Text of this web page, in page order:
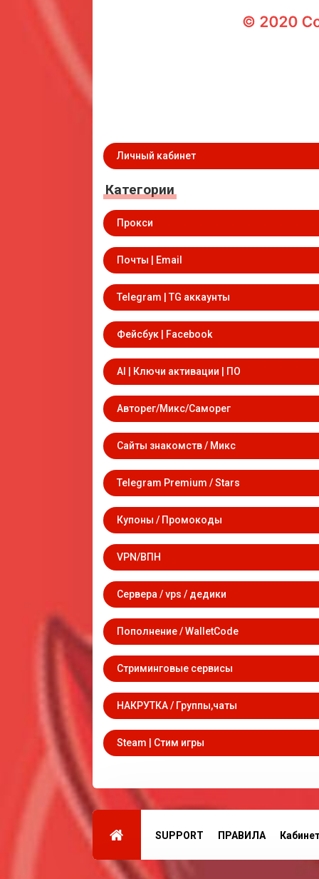
Личный кабинет
Категории
Прокси
Почты | Email
Telegram | TG аккаунты
Фейсбук | Facebook
AI | Ключи активации | ПО
Авторег/Микс/Саморег
Сайты знакомств / Микс
Telegram Premium / Stars
Купоны / Промокоды
VPN/ВПН
Сервера / vps / дедики
Пополнение / WalletCode
Стриминговые сервисы
НАКРУТКА / Группы,чаты
Steam | Стим игры
SUPPORT ПРАВИЛА